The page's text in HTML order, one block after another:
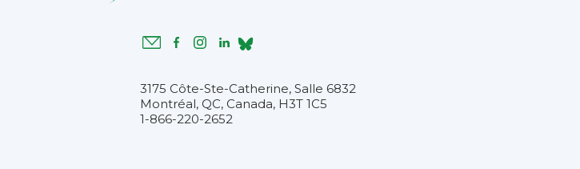
3175 Côte-Ste-Catherine, Salle 6832
Montréal, QC, Canada, H3T 1C5
1-866-220-2652